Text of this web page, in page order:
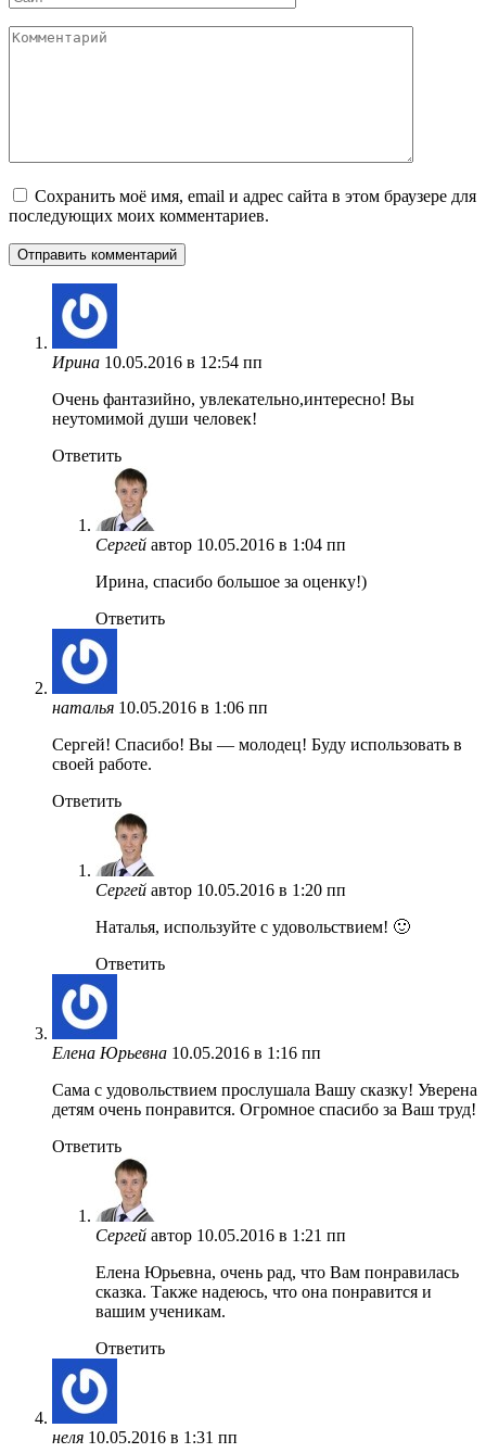
Комментарий
Сохранить моё имя, email и адрес сайта в этом браузере для
последующих моих комментариев.
Ирина 10.05.2016 в 12:54 пп
Очень фантазийно, увлекательно,интересно! Вы
неутомимой души человек!
Ответить
Сергей автор 10.05.2016 в 1:04 пп
Ирина, спасибо большое за оценку!)
Ответить
наталья 10.05.2016 в 1:06 пп
Сергей! Спасибо! Вы — молодец! Буду использовать в
своей работе.
Ответить
Сергей автор 10.05.2016 в 1:20 пп
Наталья, используйте с удовольствием! 🙂
Ответить
Елена Юрьевна 10.05.2016 в 1:16 пп
Сама с удовольствием прослушала Вашу сказку! Уверена
детям очень понравится. Огромное спасибо за Ваш труд!
Ответить
Сергей автор 10.05.2016 в 1:21 пп
Елена Юрьевна, очень рад, что Вам понравилась
сказка. Также надеюсь, что она понравится и
вашим ученикам.
Ответить
неля 10.05.2016 в 1:31 пп